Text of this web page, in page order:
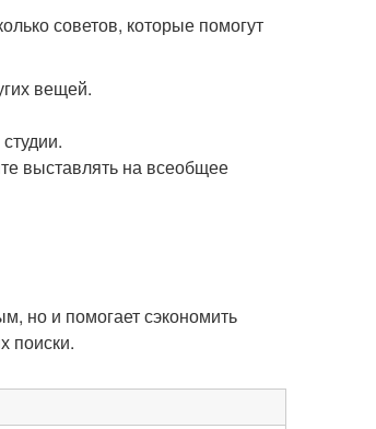
советов, которые помогут
вещей.
выставлять на всеобщее
но и помогает сэкономить
поиски.